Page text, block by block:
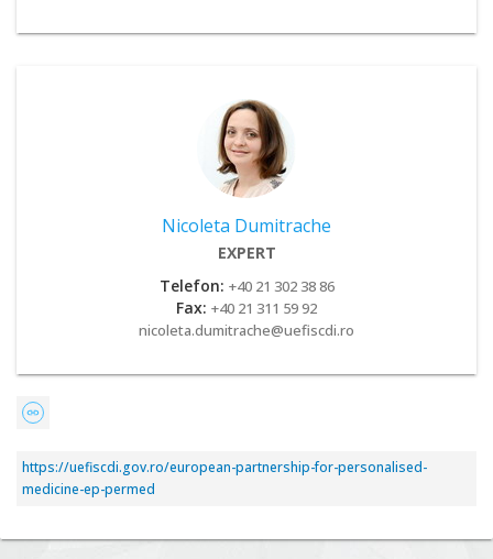
Nicoleta Dumitrache
EXPERT
Telefon: +40 21 302 38 86
Fax: +40 21 311 59 92
nicoleta.dumitrache@uefiscdi.ro
https://uefiscdi.gov.ro/european-partnership-for-personalised-
medicine-ep-permed